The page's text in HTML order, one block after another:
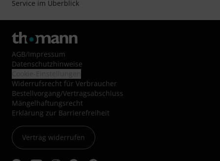
Service im Überblick
AGB/Impressum
Datenschutzhinweise
Widerrufsrecht für Verbraucher
Bestellvorgang/Vertragsabschluss
Mängelhaftungsrecht
Erklärung zur Barrierefreiheit
Vertrag widerrufen